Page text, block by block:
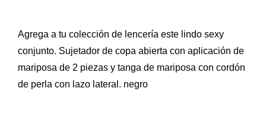
Agrega a tu colección de lencería este lindo sexy
conjunto. Sujetador de copa abierta con aplicación de
mariposa de 2 piezas y tanga de mariposa con cordón
de perla con lazo lateral. negro